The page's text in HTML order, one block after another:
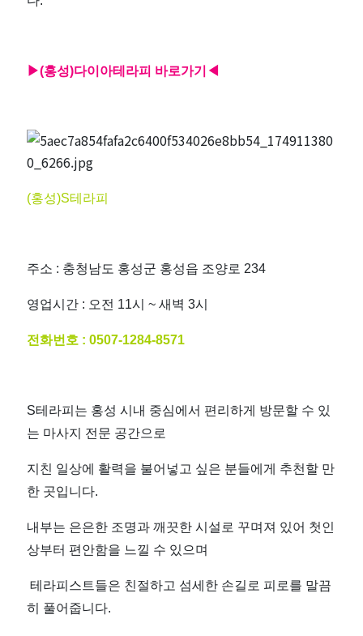
▶(홍성)다이아테라피 바로가기◀
(홍성)S테라피
주소 : 충청남도 홍성군 홍성읍 조양로 234
영업시간 : 오전 11시 ~ 새벽 3시
전화번호 :0507-1284-8571
S테라피는 홍성 시내 중심에서 편리하게 방문할 수 있
는 마사지 전문 공간으로
지친 일상에 활력을 불어넣고 싶은 분들에게 추천할 만
한 곳입니다.
내부는 은은한 조명과 깨끗한 시설로 꾸며져 있어 첫인
상부터 편안함을 느낄 수 있으며
테라피스트들은 친절하고 섬세한 손길로 피로를 말끔
히 풀어줍니다.